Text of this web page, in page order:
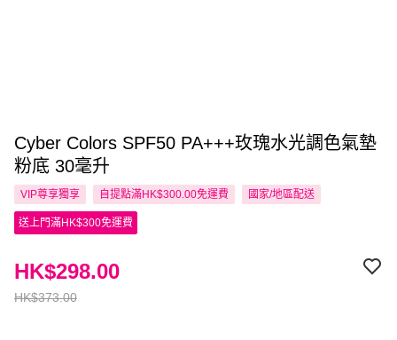
Cyber Colors SPF50 PA+++玫瑰水光調色氣墊
粉底 30毫升
VIP尊享獨享 自提點滿HK$300.00免運費 國家/地區配送
送上門滿HK$300免運費
HK$373.00
HK$298.00